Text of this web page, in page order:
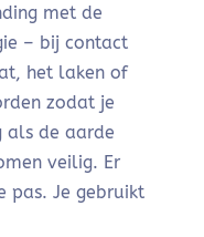
met de
– bij contact
het laken of
zodat je
als de aarde
veilig. Er
pas. Je gebruikt